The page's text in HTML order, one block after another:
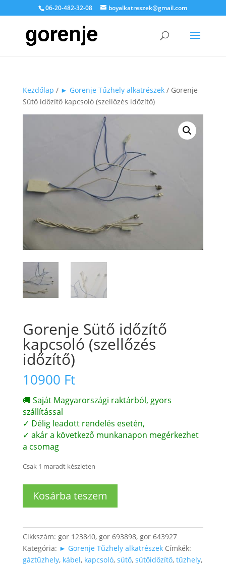
06-20-482-32-08 boyalkatreszek@gmail.com
Kezdőlap / ► Gorenje Tűzhely alkatrészek/ Gorenje
Sütő időzítő kapcsoló (szellőzés időzítő)
Gorenje Sütő időzítő
kapcsoló (szellőzés
időzítő)
10900 Ft
🚚 Saját Magyarországi raktárból, gyors
szállítással
✓ Délig leadott rendelés esetén,
✓ akár a következő munkanapon megérkezhet
a csomag
Csak 1 maradt készleten
Sütő
(szellőzés
időzítő)
mennyiség
Kosárba teszem
Cikkszám: gor 123840, gor 693898, gor 643927
Kategória: ► Gorenje Tűzhely alkatrészek Címkék:
gáztűzhely, kábel, kapcsoló, sütő, sütőidőzítő, tűzhely,